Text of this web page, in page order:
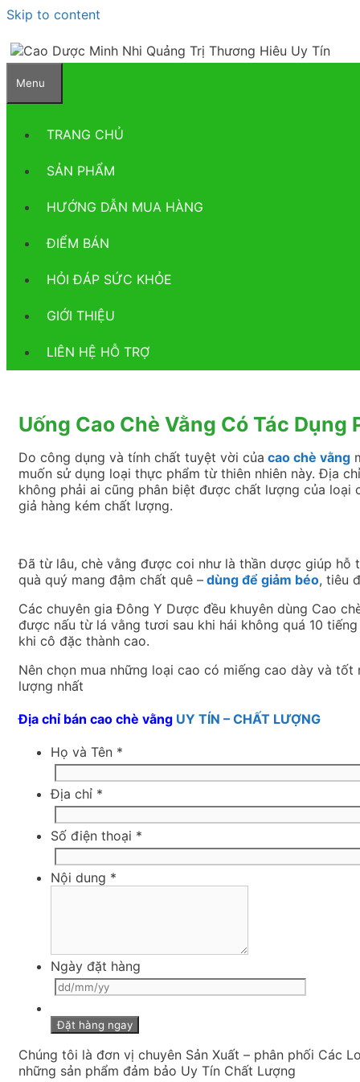
Skip to content
Menu
TRANG CHỦ
SẢN PHẨM
HƯỚNG DẪN MUA HÀNG
ĐIỂM BÁN
HỎI ĐÁP SỨC KHỎE
GIỚI THIỆU
LIÊN HỆ HỖ TRỢ
Uống Cao Chè Vằng Có Tác Dụng
Do công dụng và tính chất tuyệt vời của cao chè vằng
muốn sử dụng loại thực phẩm từ thiên nhiên này. Địa
không phải ai cũng phân biệt được chất lượng của
giả hàng kém chất lượng.
Đã từ lâu, chè vằng được coi như là thần dược giúp
quà quý mang đậm chất quê – dùng để giảm béo, tiêu
Các chuyên gia Đông Y Dược đều khuyên dùng Cao
được nấu từ lá vằng tươi sau khi hái không quá 10
khi cô đặc thành cao.
Nên chọn mua những loại cao có miếng cao dày và tốt
lượng nhất
Địa chỉ bán cao chè vằng UY TÍN – CHẤT LƯỢNG
Họ và Tên *
Địa chỉ *
Số điện thoại *
Nội dung *
Ngày đặt hàng
Chúng tôi là đơn vị chuyên Sản Xuất – phân phối Các
những sản phẩm đảm bảo Uy Tín Chất Lượng